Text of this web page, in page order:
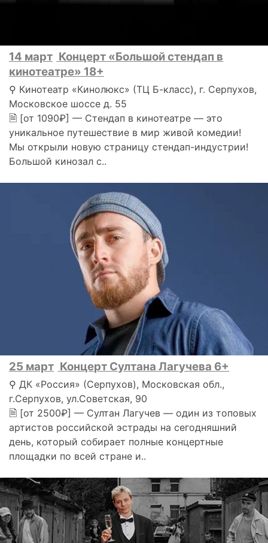
14 март Концерт «Большой стендап в
кинотеатре» 18+
⚲ Кинотеатр «Кинолюкс» (ТЦ Б-класс), г. Серпухов,
Московское шоссе д. 55
🗎 [от 1090₽] — Стендап в кинотеатре — это
уникальное путешествие в мир живой комедии!
Мы открыли новую страницу стендап-индустрии!
Большой кинозал с..
25 март Концерт Султана Лагучева 6+
⚲ ДК «Россия» (Серпухов), Московская обл.,
г.Серпухов, ул.Советская, 90
🗎 [от 2500₽] — Султан Лагучев — один из топовых
артистов российской эстрады на сегодняшний
день, который собирает полные концертные
площадки по всей стране и..